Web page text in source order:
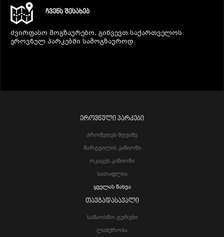
ᲩᲕᲔᲜᲡ ᲨᲔᲡᲐᲮᲔᲑ
ძვირფასო მოგზაურებო, გიწვევთ საქართველოს
ეროვნულ პარკებში სამოგზაუროდ.
ᲔᲠᲝᲕᲜᲣᲚᲘ ᲞᲐᲠᲙᲔᲑᲘ
Პრომეთეს Მღვიმე
Მარტვილის Კანიონი
Ოკაცეს Კანიონი
Სათაფლია
Ყველას Ნახვა
ᲗᲐᲕᲒᲐᲓᲐᲡᲐᲕᲐᲚᲘ
Სანაოსნო Ტურები
Ლაშქრობა